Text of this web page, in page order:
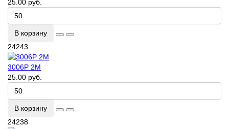
25.00 руб.
В корзину
24243
3006P 2M
25.00 руб.
В корзину
24238